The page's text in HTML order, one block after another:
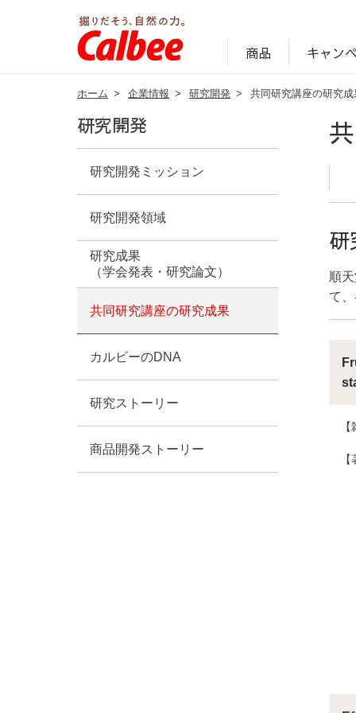
商品 キャン
ホーム > 企業情報 > 研究開発 > 共同研究講座の研究成
研究開発
研究開発ミッション
研究開発領域
研究成果
（学会発表・研究論文）
共同研究講座の研究成果
カルビーのDNA
研究ストーリー
商品開発ストーリー
研
順
て